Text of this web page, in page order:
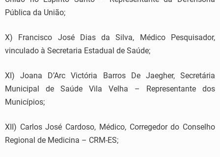
Pública da União;
X) Francisco José Dias da Silva, Médico Pesquisador,
vinculado à Secretaria Estadual de Saúde;
XI) Joana D’Arc Victória Barros De Jaegher, Secretária
Municipal de Saúde Vila Velha – Representante dos
Municípios;
XII) Carlos José Cardoso, Médico, Corregedor do Conselho
Regional de Medicina – CRM-ES;